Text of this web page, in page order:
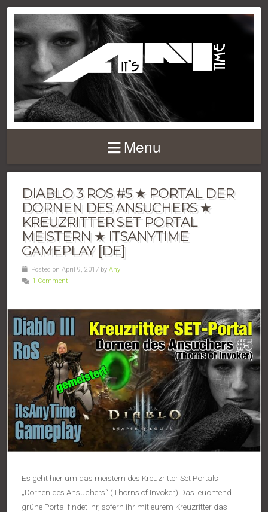
Menu
DIABLO 3 ROS #5 ★ PORTAL DER
DORNEN DES ANSUCHERS ★
KREUZRITTER SET PORTAL
MEISTERN ★ ITSANYTIME
GAMEPLAY [DE]
Posted on April 9, 2017 by Any
1 Comment
Es geht hier um das meistern des Kreuzritter Set Portals
„Dornen des Ansuchers“ (Thorns of Invoker) Das leuchtend
grüne Portal findet ihr, sofern ihr mit eurem Kreuzritter das